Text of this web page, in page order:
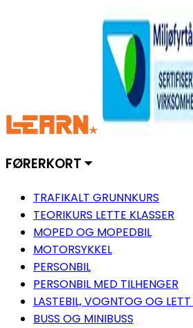
FØRERKORT ⏷
TRAFIKALT GRUNNKURS
TEORIKURS LETTE KLASSER
MOPED OG MOPEDBIL
MOTORSYKKEL
PERSONBIL
PERSONBIL MED TILHENGER
LASTEBIL, VOGNTOG OG LETT
BUSS OG MINIBUSS